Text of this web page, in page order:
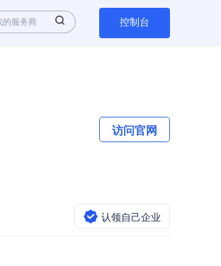
控制台
访问官网
认领自己企业